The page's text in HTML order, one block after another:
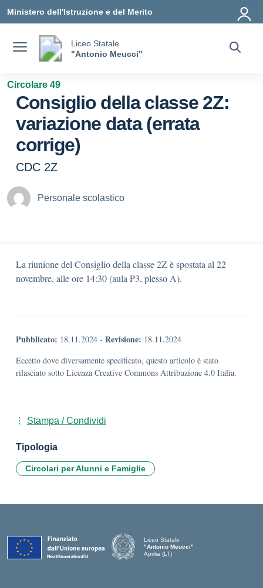
Ministero dell'Istruzione e del Merito
Liceo Statale
"Antonio Meucci"
Circolare 49
Consiglio della classe 2Z:
variazione data (errata
corrige)
CDC 2Z
Personale scolastico
La riunione del Consiglio della classe 2Z è spostata al 22
novembre, alle ore 14:30 (aula P3, plesso A).
Pubblicato: 18.11.2024 - Revisione: 18.11.2024
Eccetto dove diversamente specificato, questo articolo è stato
rilasciato sotto Licenza Creative Commons Attribuzione 4.0 Italia.
Stampa / Condividi
Tipologia
Circolari per Alunni e Famiglie
Liceo Statale
"Antonio Meucci"
Aprilia (LT)